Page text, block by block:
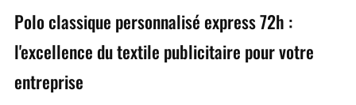
Polo classique personnalisé express 72h :
l'excellence du textile publicitaire pour votre
entreprise